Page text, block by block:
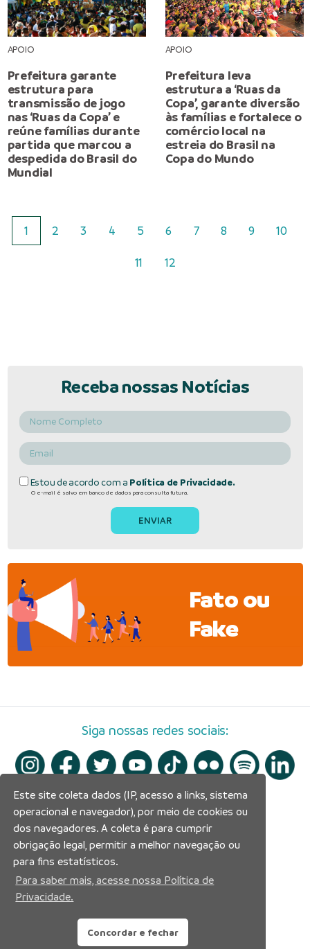
APOIO
Prefeitura garante
estrutura para
transmissão de jogo
nas ‘Ruas da Copa’ e
reúne famílias durante
partida que marcou a
despedida do Brasil do
Mundial
APOIO
Prefeitura leva
estrutura a ‘Ruas da
Copa’, garante diversão
às famílias e fortalece o
comércio local na
estreia do Brasil na
Copa do Mundo
1 2 3 4 5 6 7 8 9 10
11 12
Receba nossas Notícias
Estou de acordo com a Política de Privacidade.
O e-mail é salvo em banco de dados para consulta futura.
Fato ou
Fake
Siga nossas redes sociais:
Prefeitura Municipal de Manaus
Este site coleta dados (IP, acesso a links, sistema
operacional e navegador), por meio de cookies ou
dos navegadores. A coleta é para cumprir
obrigação legal, permitir a melhor navegação ou
para fins estatísticos.
Para saber mais, acesse nossa Política de
Privacidade.
Concordar e fechar